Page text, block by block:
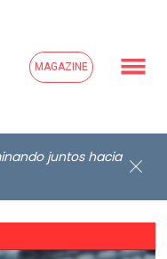
MAGAZINE
juntos hacia